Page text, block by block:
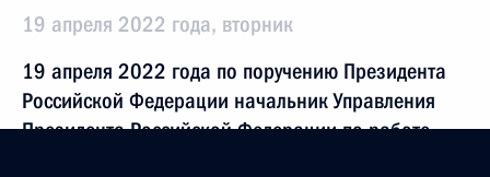
19 апреля 2022 года, вторник
19 апреля 2022 года по поручению Президента
Российской Федерации начальник Управления
Президента Российской Федерации по работе